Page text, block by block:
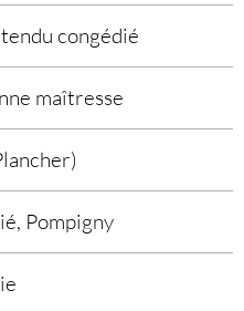
congédié
maîtresse
Pompigny